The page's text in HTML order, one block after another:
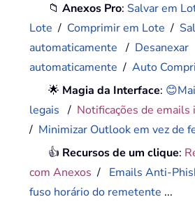
📁Anexos Pro: Salvar em
Lote / Comprimir em Lote /
automaticamente / Desanexar
automaticamente /Auto
🌟 Magia da Interface:
legais / Notificações de
/ Minimizar Outlook em vez de
👍 Recursos de um clique:
com Anexos / Emails Anti-
fuso horário do remetente ...